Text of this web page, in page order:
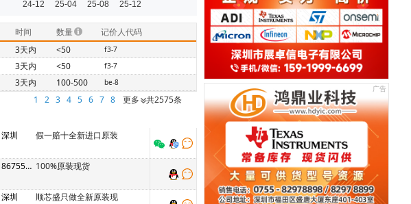
时间 数量
记价人代码
3天内 <50 f3-7
3天内 <50 f3-7
3天内 100-500 be-8
1 2 3 4 5 6 7 8 更多 共2575条
深圳 假一赔十全新进口原装
86755/852 100%原装现货
深圳 顺芯盛只做全新原装现